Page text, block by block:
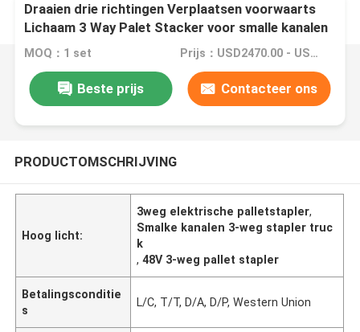
Draaien drie richtingen Verplaatsen voorwaarts
Lichaam 3 Way Palet Stacker voor smalle kanalen
MOQ：1 set Prijs：USD2470.00 - USD4700.00
Beste prijs Contacteer ons
PRODUCTOMSCHRIJVING
Hoog licht:
3weg elektrische palletstapler,
Smalke kanalen 3-weg stapler truc
k
,48V 3-weg pallet stapler
Betalingsconditie
s
L/C, T/T, D/A, D/P, Western Union